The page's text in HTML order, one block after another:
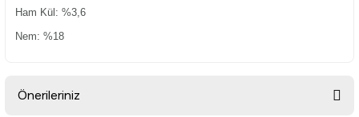
Ham Kül: %3,6
Nem: %18
Önerileriniz